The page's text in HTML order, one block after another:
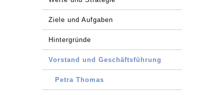
Ziele und Aufgaben
Hintergründe
Vorstand und Geschäftsführung
Petra Thomas